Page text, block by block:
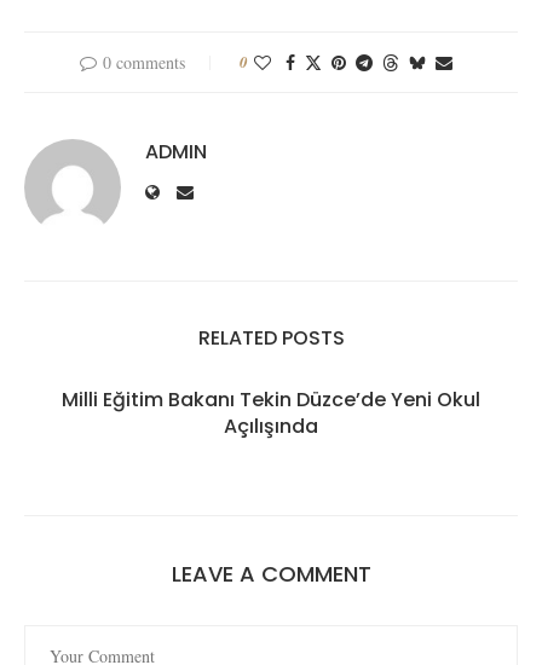
0 comments 0
ADMIN
RELATED POSTS
Milli Eğitim Bakanı Tekin Düzce’de Yeni Okul
Açılışında
LEAVE A COMMENT